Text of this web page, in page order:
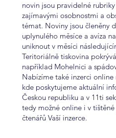
novin jsou pravidelné
zajímavými osobnostmi a
témat. Noviny jsou členěny
uplynulého měsíce a avíza
uniknout v měsíci
Teritoriálně tiskovina
například Mohelnici a
Nabízíme také inzerci online
kde poskytujeme aktuální
Českou republiku a v 11ti
tedy možné online i v
čtenářů Vaší inzerce.